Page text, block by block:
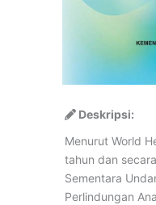
Deskripsi:
Menurut World
tahun dan
Sementara
Perlindungan